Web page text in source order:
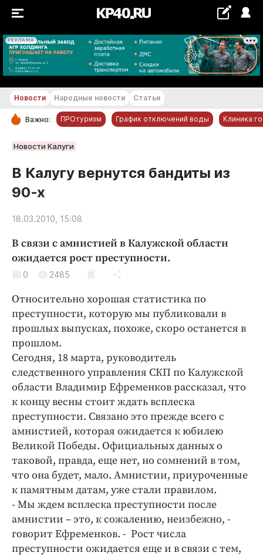
РЕКЛАМА
+15...+16 °С
РУБРИКИ
Новости компаний
Статьи
Народные новости
Авто и транспорт
Благоустройство
Криминал
Недвижимость и ЖКХ
Образование
Общество
Погода
Праздники
Происшествия
Спорт
Экономика и бизнес
ПРОЕКТЫ
Блоги
Издания
Медиаперсона
Интересное чтиво
Клиника года
Новости Народные новости Статьи
Важно: ПРОтуризм График отключений воды Клиника
Новости Калуги
В Калугу вернутся бандиты из
90-х
18.03.2010, 15:08
В связи с амнистией в Калужской области
ожидается рост преступности.
0 2485
Относительно хорошая статистика по
преступности, которую мы публиковали в
прошлых выпусках, похоже, скоро останется в
прошлом.
Сегодня, 18 марта, руководитель
следственного управления СКП по Калужской
области Владимир Ефременков рассказал, что
к концу весны стоит ждать всплеска
преступности. Связано это прежде всего с
амнистией, которая ожидается к юбилею
Великой Победы. Официальных данных о
таковой, правда, еще нет, но сомнений в том,
что она будет, мало. Амнистии, приуроченные
к памятным датам, уже стали правилом.
- Мы ждем всплеска преступности после
амнистии – это, к сожалению, неизбежно, -
говорит Ефременков. - Рост числа
преступности ожидается еще и в связи с тем,